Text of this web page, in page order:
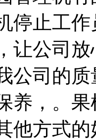
停止工
让公司
公司的
养，。
他方式